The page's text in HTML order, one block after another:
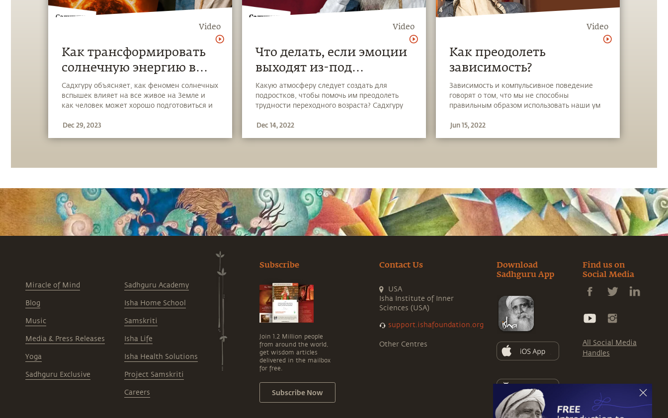
Video
Как трансформировать
солнечную энергию в
энергию личностного
роста?
Садхгуру объясняет, как феномен солнечных
вспышек влияет на все живое на Земле и
как человек может хорошо подготовиться и
ускорения своего духовного роста в 2024
Dec 29, 2023
Video
Что делать, если эмоции
выходят из-под
контроля?
Какую атмосферу следует создать для
подростков, чтобы помочь им преодолеть
трудности переходного возраста? Садхгуру
тревожных расстройств среди молодежи и
Dec 14, 2022
Video
Как преодолеть
зависимость?
Зависимость и компульсивное поведение
говорят о том, что мы не способны
правильным образом использовать наши ум
использовать ум, чтобы выйти за пределы
Jun 15, 2022
Miracle of Mind
Blog
Music
Media & Press Releases
Yoga
Sadhguru Exclusive
Sadhguru Academy
Isha Home School
Samskriti
Isha Life
Isha Health Solutions
Project Samskriti
Careers
Subscribe
Join 1.2 Million people
from around the world,
get wisdom articles
delivered in the mailbox
for free.
Subscribe Now
Contact Us
USA
Isha Institute of Inner
Sciences (USA)
support.ishafoundation.org
Other Centres
Download
Sadhguru App
Find us on
Social Media
All Social Media
Handles